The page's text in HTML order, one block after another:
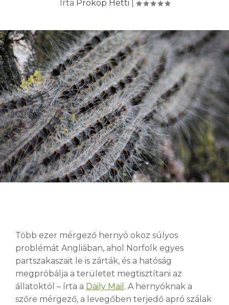
Írta Prokop Hetti
Több ezer mérgező hernyó okoz súlyos
problémát Angliában, ahol Norfolk egyes
partszakaszait le is zárták, és a hatóság
megpróbálja a területet megtisztítani az
állatoktól – írta a Daily Mail . A hernyóknak a
szőre mérgező, a levegőben terjedő apró szálak